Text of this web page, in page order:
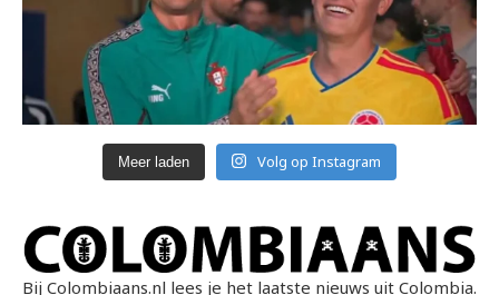
Meer laden Volg op Instagram
Bij Colombiaans.nl lees je het laatste nieuws uit Colombia.